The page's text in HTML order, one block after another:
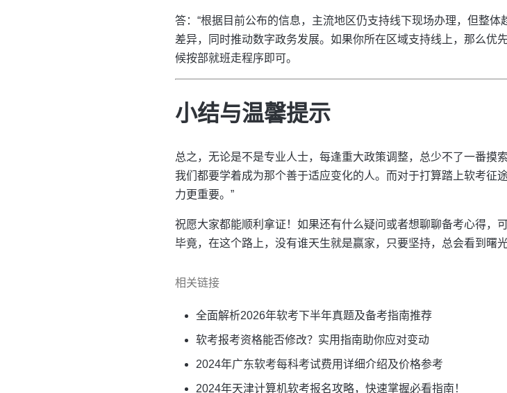
答：“根据目前公布的信息，主流地区仍支持线下现场办理，但整
差异，同时推动数字政务发展。如果你所在区域支持线上，那么优
候按部就班走程序即可。
小结与温馨提示
总之，无论是不是专业人士，每逢重大政策调整，总少不了一番摸
我们都要学着成为那个善于适应变化的人。而对于打算踏上软考征
力更重要。”
祝愿大家都能顺利拿证！如果还有什么疑问或者想聊聊备考心得，
毕竟，在这个路上，没有谁天生就是赢家，只要坚持，总会看到曙光
相关链接
全面解析2026年软考下半年真题及备考指南推荐
软考报考资格能否修改？实用指南助你应对变动
2024年广东软考每科考试费用详细介绍及价格参考
2024年天津计算机软考报名攻略，快速掌握必看指南！